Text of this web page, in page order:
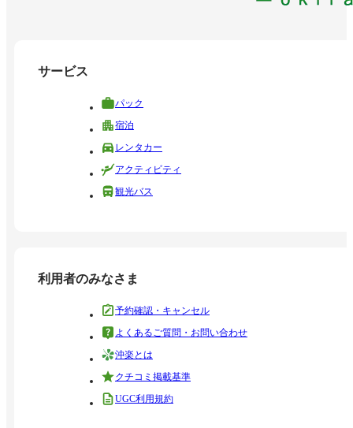
サービス
パック
宿泊
レンタカー
アクティビティ
観光バス
利用者のみなさま
予約確認・キャンセル
よくあるご質問・お問い合わせ
沖楽とは
クチコミ掲載基準
UGC利用規約